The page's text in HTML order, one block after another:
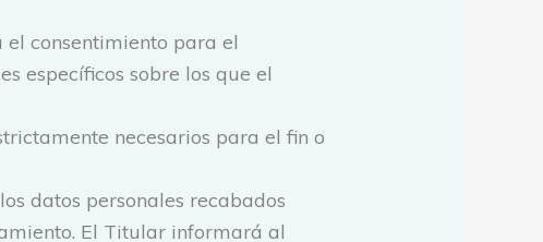
consentimiento para el
específicos sobre los que el
necesarios para el fin o
datos personales recabados
El Titular informará al